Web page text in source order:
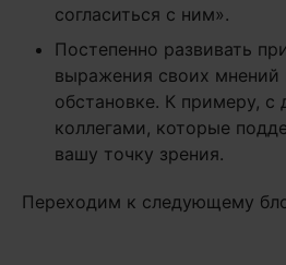
согласиться с ним».
Постепенно развивать
выражения своих мнений
обстановке. К примеру, с
коллегами, которые
вашу точку зрения.
Переходим к следующему